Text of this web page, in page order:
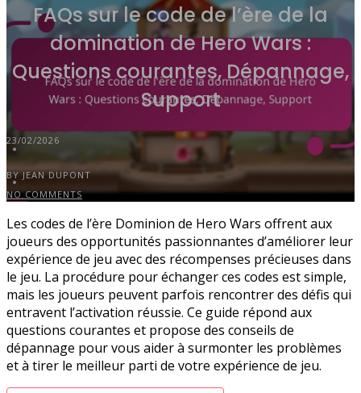
FAQs sur le code de l’ère de la
domination de Hero Wars :
Questions courantes, Dépannage,
Support
23/02/2026
BY JEAN DUPONT
NO COMMENTS
Les codes de l’ère Dominion de Hero Wars offrent aux
joueurs des opportunités passionnantes d’améliorer leur
expérience de jeu avec des récompenses précieuses dans
le jeu. La procédure pour échanger ces codes est simple,
mais les joueurs peuvent parfois rencontrer des défis qui
entravent l’activation réussie. Ce guide répond aux
questions courantes et propose des conseils de
dépannage pour vous aider à surmonter les problèmes
et à tirer le meilleur parti de votre expérience de jeu.